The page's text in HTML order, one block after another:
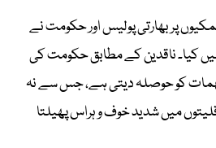
پر بھارتی پولیس اور حکومت نے
کیا۔ ناقدین کے مطابق حکومت کی
کو حوصلہ دیتی ہے، جس سے نہ
میں شدید خوف و ہراس پھیلتا